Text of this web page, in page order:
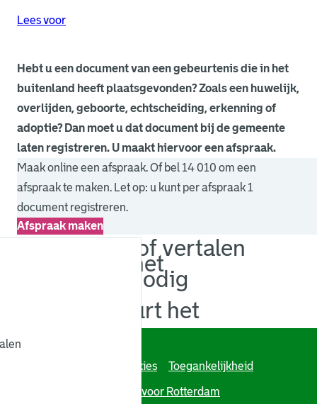
Lees voor
Hebt u een document van een gebeurtenis die in het
buitenland heeft plaatsgevonden? Zoals een huwelijk,
overlijden, geboorte, echtscheiding, erkenning of
adoptie? Dan moet u dat document bij de gemeente
laten registreren. U maakt hiervoor een afspraak.
Maak online een afspraak. Of bel 14 010 om een
afspraak te maken. Let op: u kunt per afspraak 1
document registreren.
Afspraak maken
. Link opent een externe pagina in een nieuw
Legaliseren of vertalen
Voor wie is het
Wat hebt u nodig
Hoelang duurt het
Cookies Toegankelijkheid
Werken voor Rotterdam